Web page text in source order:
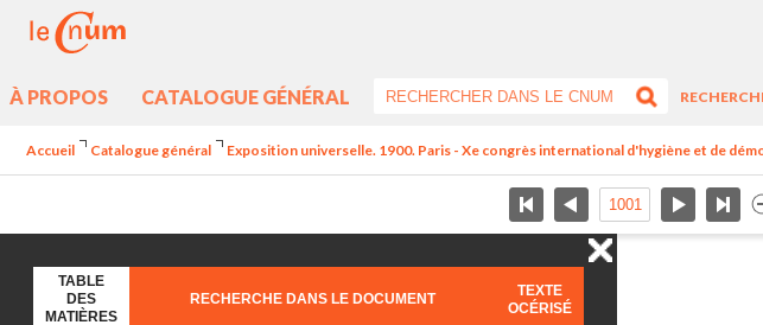
À PROPOS CATALOGUE GÉNÉRAL
Accueil Catalogue général Exposition universelle. 1900. Paris - Xe congrès international d'hygiène et de
TABLE
DES
MATIÈRES
RECHERCHE DANS LE DOCUMENT
TEXTE
OCÉRISÉ